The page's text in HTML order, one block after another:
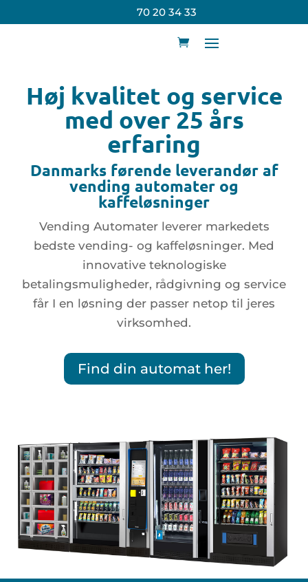
70 20 34 33
Høj kvalitet og service
med over 25 års
erfaring
Danmarks førende leverandør af
vending automater og
kaffeløsninger
Vending Automater leverer markedets
bedste vending- og kaffeløsninger. Med
innovative teknologiske
betalingsmuligheder, rådgivning og service
får I en løsning der passer netop til jeres
virksomhed.
Find din automat her!